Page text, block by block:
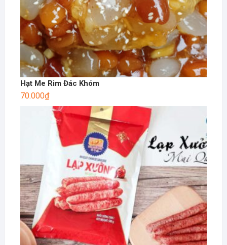
Hạt Me Rim Đác Khóm
70.000₫